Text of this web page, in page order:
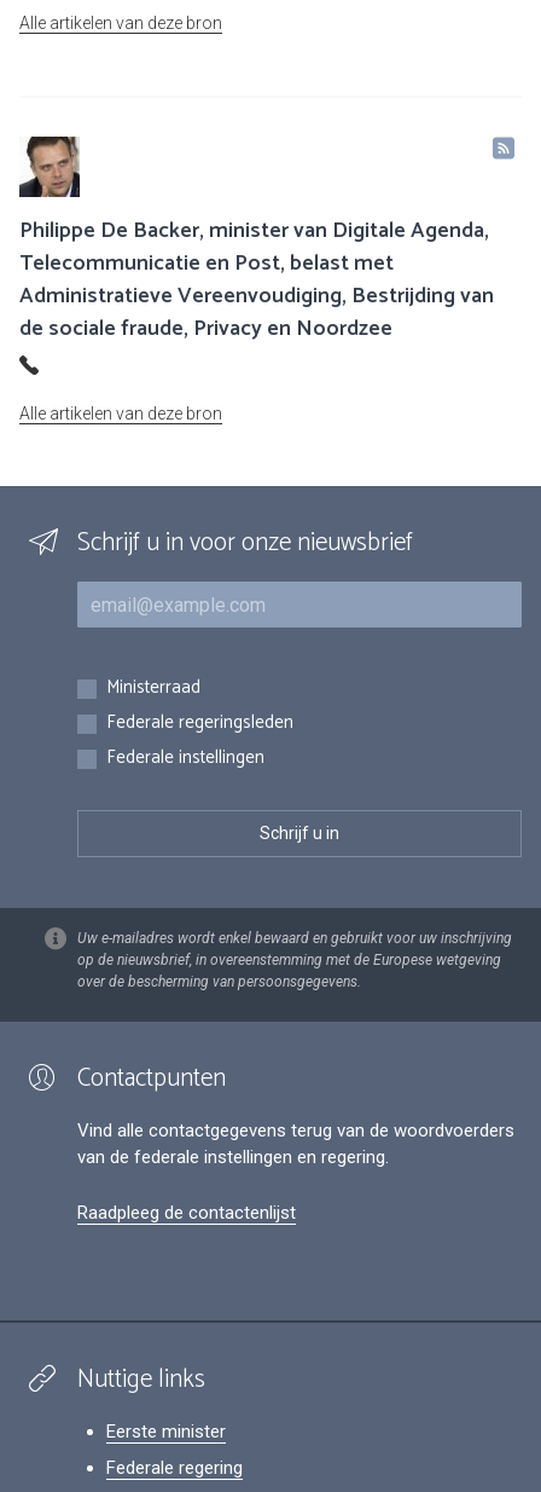
Alle artikelen van deze bron
Philippe De Backer, minister van Digitale Agenda,
Telecommunicatie en Post, belast met
Administratieve Vereenvoudiging, Bestrijding van
de sociale fraude, Privacy en Noordzee
Alle artikelen van deze bron
Schrijf u in voor onze nieuwsbrief
E-mail
Inschrijvingen
Ministerraad
Federale regeringsleden
Federale instellingen
Uw e-mailadres wordt enkel bewaard en gebruikt voor uw inschrijving
op de nieuwsbrief, in overeenstemming met de Europese wetgeving
over de bescherming van persoonsgegevens.
Contactpunten
Vind alle contactgegevens terug van de woordvoerders
van de federale instellingen en regering.
Raadpleeg de contactenlijst
Nuttige links
Eerste minister
Federale regering